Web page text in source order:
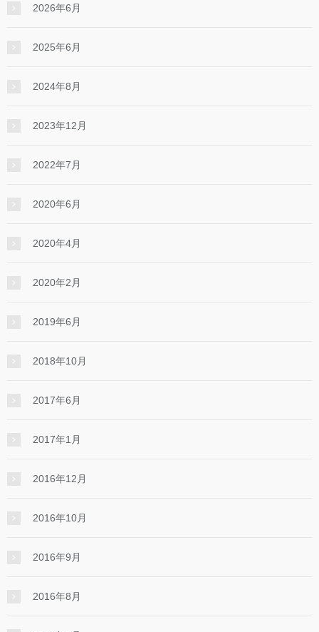
2026年6月
2025年6月
2024年8月
2023年12月
2022年7月
2020年6月
2020年4月
2020年2月
2019年6月
2018年10月
2017年6月
2017年1月
2016年12月
2016年10月
2016年9月
2016年8月